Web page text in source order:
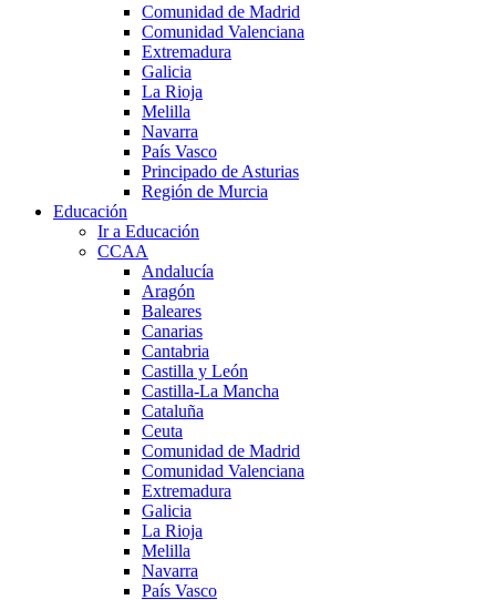
Comunidad de Madrid
Comunidad Valenciana
Extremadura
Galicia
La Rioja
Melilla
Navarra
País Vasco
Principado de Asturias
Región de Murcia
Educación
Ir a Educación
CCAA
Andalucía
Aragón
Baleares
Canarias
Cantabria
Castilla y León
Castilla-La Mancha
Cataluña
Ceuta
Comunidad de Madrid
Comunidad Valenciana
Extremadura
Galicia
La Rioja
Melilla
Navarra
País Vasco